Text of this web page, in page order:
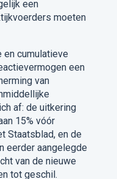
een
moeten
en cumulatieve
een
van
af: de uitkering
15% vóór
Staatsblad, en de
eerder aangelegde
van de nieuwe
tot geschil.